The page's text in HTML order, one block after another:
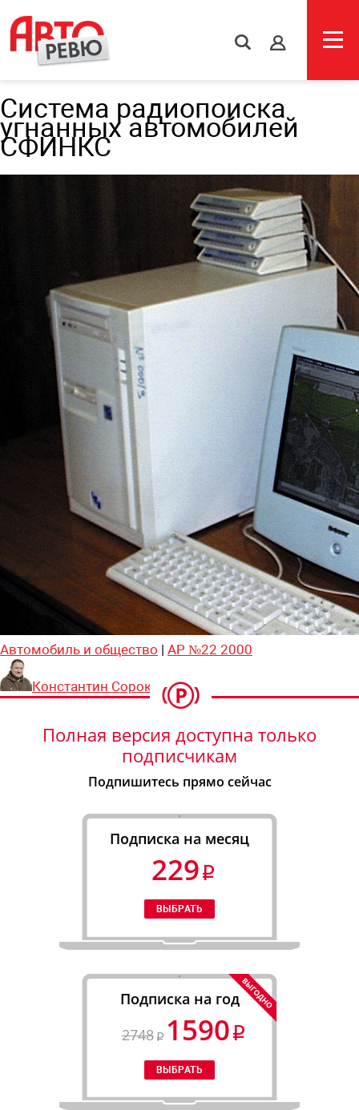
s
Система радиопоиска
угнанных автомобилей
СФИНКС
Автомобиль и общество | АР №22 2000
Константин Сорокин
Полная версия доступна только
подписчикам
Подпишитесь прямо сейчас
Подписка на месяц
229
Подписка на год
2748
1590